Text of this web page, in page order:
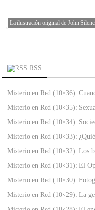
La ilustración original de John
RSS
Misterio en Red (10×36):
Misterio en Red (10×35):
Misterio en Red (10×34):
Misterio en Red (10×33):
Misterio en Red (10×32): Los
Misterio en Red (10×31): El
Misterio en Red (10×30):
Misterio en Red (10×29): La